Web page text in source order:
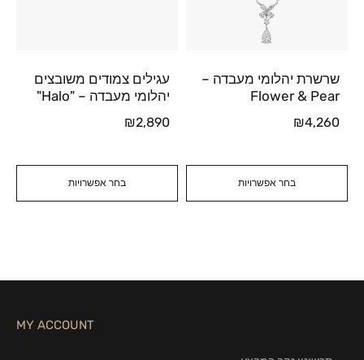
בחר אפשרויות
שרשרת יהלומי מעבדה –
Flower & Pear
₪4,260
בחר אפשרויות
עגילים צמודים משובצים
יהלומי מעבדה – "Halo"
₪2,890
MY ACCOUNT